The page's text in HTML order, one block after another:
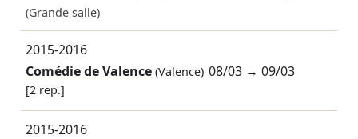
(Grande salle)
2015-2016
Comédie de Valence(Valence) 08/03 →09/03
[2 rep.]
2015-2016